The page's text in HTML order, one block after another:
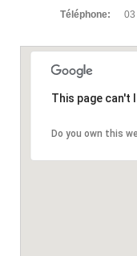
Téléphone:
03
This page can't
Do you own this